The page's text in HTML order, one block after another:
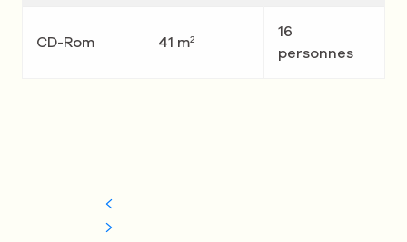
CD-Rom 41 m²
16
personnes